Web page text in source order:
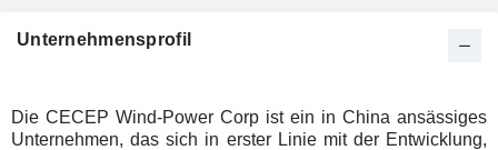
Unternehmensprofil
Die CECEP Wind-Power Corp ist ein in China ansässiges
Unternehmen, das sich in erster Linie mit der Entwicklung,